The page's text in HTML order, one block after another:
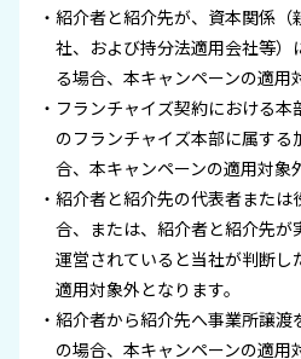
紹介者と紹介先が、資本関係（
社、および持分法適用会社等）
る場合、本キャンペーンの適用
フランチャイズ契約における
のフランチャイズ本部に属す
合、本キャンペーンの適用対象
紹介者と紹介先の代表者または
合、または、紹介者と紹介先が
運営されていると当社が判断し
適用対象外となります。
紹介者から紹介先へ事業所譲
の場合、本キャンペーンの適用